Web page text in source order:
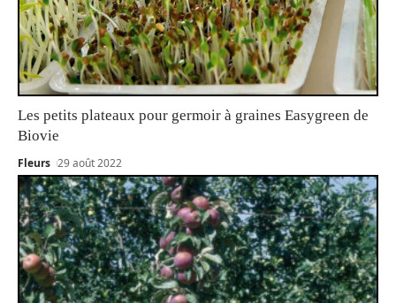
Les petits plateaux pour germoir à graines Easygreen de
Biovie
Fleurs 29 août 2022